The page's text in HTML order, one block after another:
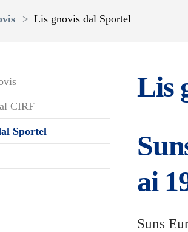
Lis gnovis dal Sportel
CIRF
Sportel
Lis
ai
Suns